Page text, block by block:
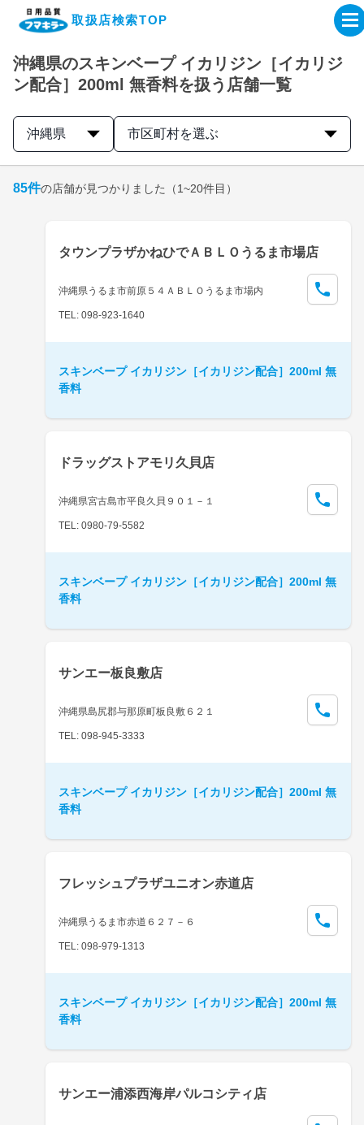
取扱店検索TOP
企業・IR情報サイト
製品情報サイト
取扱店検索はこちら
沖縄県のスキンベープ イカリジン［イカリジ
ン配合］200ml 無香料を扱う店舗一覧
沖縄県 市区町村を選ぶ
85件の店舗が見つかりました （1~20件目）
タウンプラザかねひでＡＢＬＯうるま市場店
沖縄県うるま市前原５４ＡＢＬＯうるま市場内
TEL: 098-923-1640
スキンベープ イカリジン［イカリジン配合］200ml 無
香料
ドラッグストアモリ久貝店
沖縄県宮古島市平良久貝９０１－１
TEL: 0980-79-5582
スキンベープ イカリジン［イカリジン配合］200ml 無
香料
サンエー板良敷店
沖縄県島尻郡与那原町板良敷６２１
TEL: 098-945-3333
スキンベープ イカリジン［イカリジン配合］200ml 無
香料
フレッシュプラザユニオン赤道店
沖縄県うるま市赤道６２７－６
TEL: 098-979-1313
スキンベープ イカリジン［イカリジン配合］200ml 無
香料
サンエー浦添西海岸パルコシティ店